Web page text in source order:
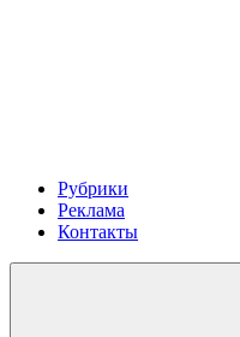
Рубрики
Реклама
Контакты